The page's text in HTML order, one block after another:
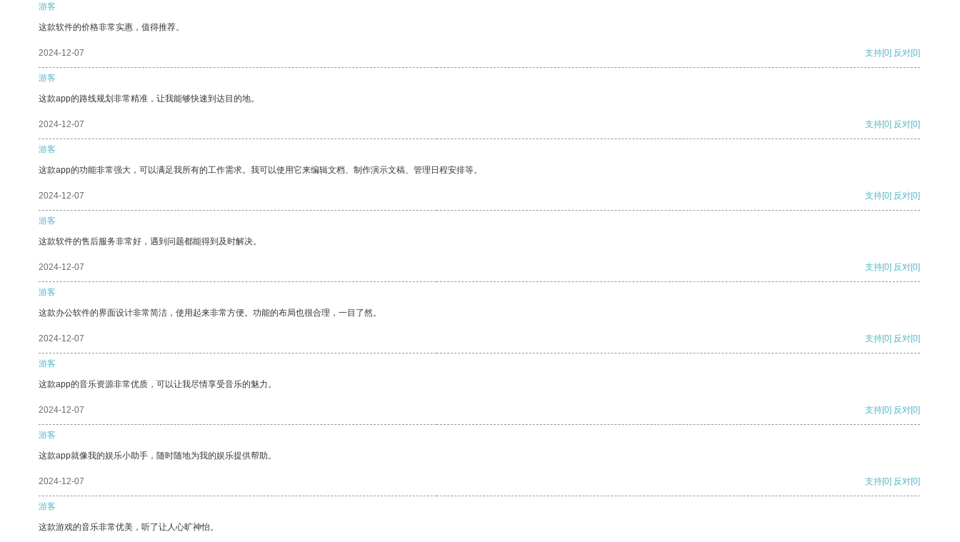
游客
这款软件的价格非常实惠，值得推荐。
2024-12-07 支持[0] 反对[0]
游客
这款app的路线规划非常精准，让我能够快速到达目的地。
2024-12-07 支持[0] 反对[0]
游客
这款app的功能非常强大，可以满足我所有的工作需求。我可以使用它来编辑文档、制作演示文稿、管理日程安排等。
2024-12-07 支持[0] 反对[0]
游客
这款软件的售后服务非常好，遇到问题都能得到及时解决。
2024-12-07 支持[0] 反对[0]
游客
这款办公软件的界面设计非常简洁，使用起来非常方便。功能的布局也很合理，一目了然。
2024-12-07 支持[0] 反对[0]
游客
这款app的音乐资源非常优质，可以让我尽情享受音乐的魅力。
2024-12-07 支持[0] 反对[0]
游客
这款app就像我的娱乐小助手，随时随地为我的娱乐提供帮助。
2024-12-07 支持[0] 反对[0]
游客
这款游戏的音乐非常优美，听了让人心旷神怡。